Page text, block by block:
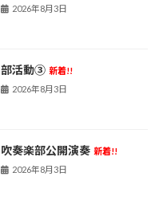
2026年8月3日
部活動③ 新着!!
2026年8月3日
吹奏楽部公開演奏 新着!!
2026年8月3日